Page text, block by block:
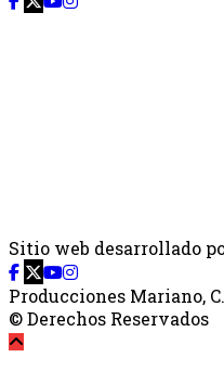
Sitio web desarrollado
Producciones Mariano,
© Derechos Reservados